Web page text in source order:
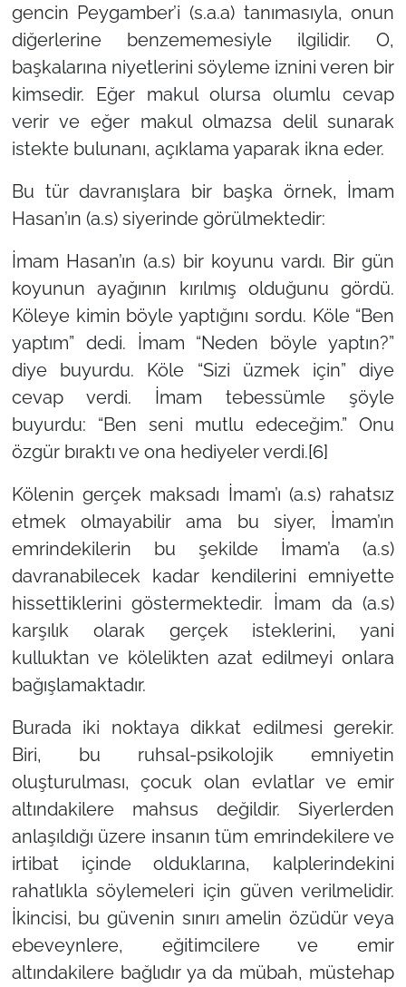
gencin Peygamber’i (s.a.a) tanımasıyla, onun
diğerlerine benzememesiyle ilgilidir. O,
başkalarına niyetlerini söyleme iznini veren bir
kimsedir. Eğer makul olursa olumlu cevap
verir ve eğer makul olmazsa delil sunarak
istekte bulunanı, açıklama yaparak ikna eder.
Bu tür davranışlara bir başka örnek, İmam
Hasan’ın (a.s) siyerinde görülmektedir:
İmam Hasan’ın (a.s) bir koyunu vardı. Bir gün
koyunun ayağının kırılmış olduğunu gördü.
Köleye kimin böyle yaptığını sordu. Köle “Ben
yaptım” dedi. İmam “Neden böyle yaptın?”
diye buyurdu. Köle “Sizi üzmek için” diye
cevap verdi. İmam tebessümle şöyle
buyurdu: “Ben seni mutlu edeceğim.” Onu
özgür bıraktı ve ona hediyeler verdi.[6]
Kölenin gerçek maksadı İmam’ı (a.s) rahatsız
etmek olmayabilir ama bu siyer, İmam’ın
emrindekilerin bu şekilde İmam’a (a.s)
davranabilecek kadar kendilerini emniyette
hissettiklerini göstermektedir. İmam da (a.s)
karşılık olarak gerçek isteklerini, yani
kulluktan ve kölelikten azat edilmeyi onlara
bağışlamaktadır.
Burada iki noktaya dikkat edilmesi gerekir.
Biri, bu ruhsal-psikolojik emniyetin
oluşturulması, çocuk olan evlatlar ve emir
altındakilere mahsus değildir. Siyerlerden
anlaşıldığı üzere insanın tüm emrindekilere ve
irtibat içinde olduklarına, kalplerindekini
rahatlıkla söylemeleri için güven verilmelidir.
İkincisi, bu güvenin sınırı amelin özüdür veya
ebeveynlere, eğitimcilere ve emir
altındakilere bağlıdır ya da mübah, müstehap